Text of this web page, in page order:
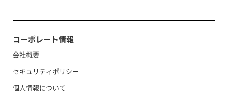
コーポレート情報
会社概要
セキュリティポリシー
個人情報について